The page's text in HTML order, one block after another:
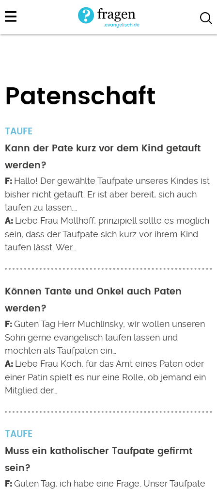
Direkt
zum
Patenschaft
TAUFE
Kann der Pate kurz vor dem Kind getauft
werden?
Hallo! Der gewählte Taufpate unseres Kindes ist
bisher nicht getauft. Er ist aber bereit, sich auch
taufen zu lassen.…
Liebe Frau Möllhoff, prinzipiell sollte es möglich
sein, dass der Taufpate sich kurz vor ihrem Kind
taufen lässt. Wer…
Können Tante und Onkel auch Paten
werden?
Guten Tag Herr Muchlinsky, wir wollen unseren
Sohn gerne evangelisch taufen lassen und
möchten als Taufpaten ein…
Liebe Frau Koch, für das Amt eines Paten oder
einer Patin spielt es nur eine Rolle, ob jemand ein
Mitglied der…
TAUFE
Muss ein katholischer Taufpate gefirmt
sein?
Guten Tag, ich habe eine Frage. Unser Taufpate